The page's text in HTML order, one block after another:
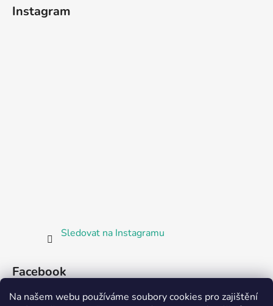
Na našem webu používáme soubory cookies pro zajištění
Instagram
Sledovat na Instagramu
Facebook